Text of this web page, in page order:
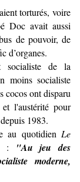
torturés, voire
Doc avait aussi
de pouvoir, de
d’organes.
socialiste de la
moins socialiste
cocos ont disparu
l'austérité pour
1983.
au quotidien Le
:
"Au jeu des
moderne,